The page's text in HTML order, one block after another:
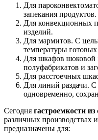
Для
запекания продуктов.
Для конвекционных
изделий.
Для мармитов. С
температуры
Для шкафов шоковой
полуфабрикатов и
Для расстоечных
Для линий раздачи.
одновременно,
Сегодня гастроемкости из
различных производствах
предназначены для: